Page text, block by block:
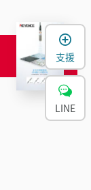
支援
LINE